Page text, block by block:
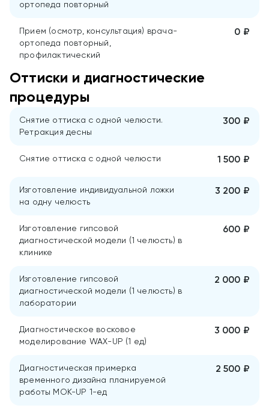
ортопеда повторный
Прием (осмотр, консультация) врача-
ортопеда повторный,
профилактический
0 ₽
Оттиски и диагностические
процедуры
Снятие оттиска с одной челюсти.
Ретракция десны
300 ₽
Снятие оттиска с одной челюсти 1 500 ₽
Изготовление индивидуальной ложки
на одну челюсть
3 200 ₽
Изготовление гипсовой
диагностической модели (1 челюсть) в
клинике
600 ₽
Изготовление гипсовой
диагностической модели (1 челюсть) в
лаборатории
2 000 ₽
Диагностическое восковое
моделирование WAX-UP (1 ед)
3 000 ₽
Диагностическая примерка
временного дизайна планируемой
работы MOK-UP 1-ед
2 500 ₽